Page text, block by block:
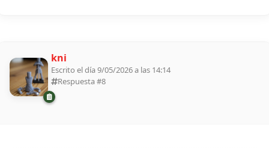
kni
Escrito el día 9/05/2026 a las 14:14
Respuesta #8